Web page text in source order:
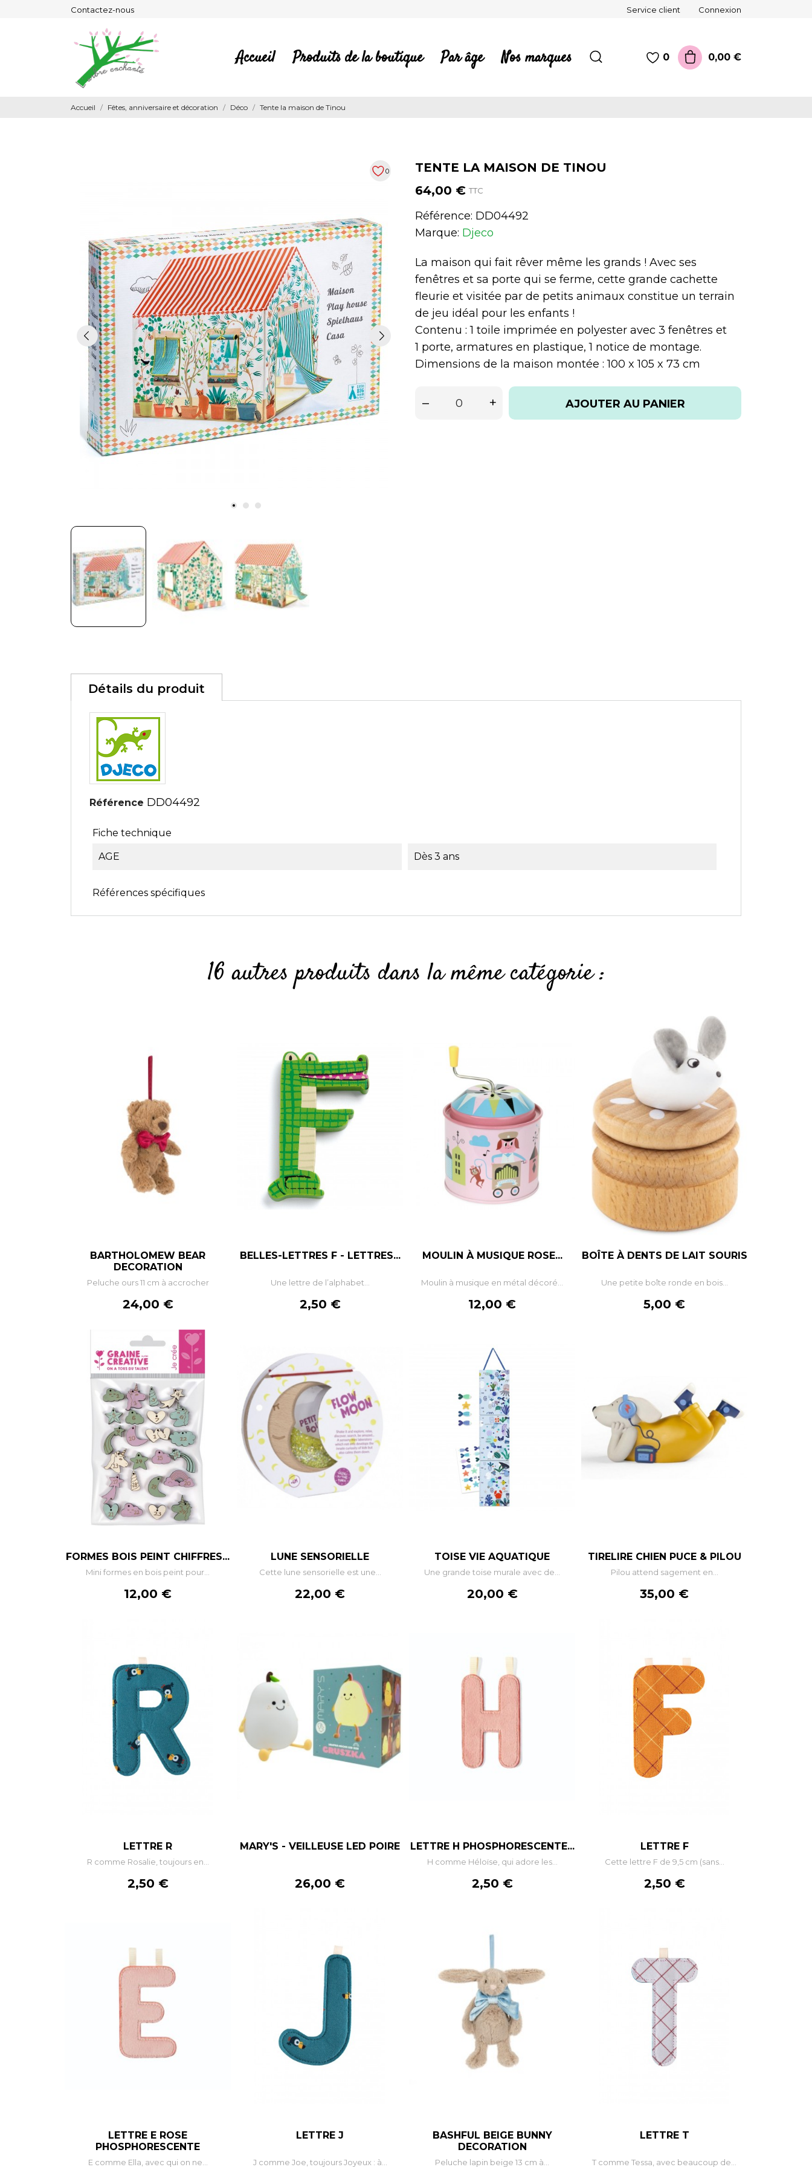
Contactez-nous Service client Connexion
Accueil Produits de la boutique Par âge Nos marques 0 0,00 €
Accueil Fêtes, anniversaire et décoration Déco Tente la maison de Tinou
0
TENTE LA MAISON DE TINOU
64,00 € TTC
Référence: DD04492
Marque: Djeco
La maison qui fait rêver même les grands ! Avec ses
fenêtres et sa porte qui se ferme, cette grande cachette
fleurie et visitée par de petits animaux constitue un terrain
de jeu idéal pour les enfants !
Contenu : 1 toile imprimée en polyester avec 3 fenêtres et
1 porte, armatures en plastique, 1 notice de montage.
Dimensions de la maison montée : 100 x 105 x 73 cm
– + AJOUTER AU PANIER
Détails du produit
Référence DD04492
Fiche technique
AGE Dès 3 ans
Références spécifiques
16 autres produits dans la même catégorie :
BARTHOLOMEW BEAR
DECORATION
Peluche ours 11 cm à accrocher
Prix
24,00 €
– + BELLES-LETTRES F - LETTRES...
Une lettre de l’alphabet...
Prix
2,50 €
– + MOULIN À MUSIQUE ROSE...
Moulin à musique en métal décoré...
Prix
12,00 €
– + BOÎTE À DENTS DE LAIT SOURIS
Une petite boîte ronde en bois...
Prix
5,00 €
– +
FORMES BOIS PEINT CHIFFRES...
Mini formes en bois peint pour...
Prix
12,00 €
– + LUNE SENSORIELLE
Cette lune sensorielle est une...
Prix
22,00 €
– + TOISE VIE AQUATIQUE
Une grande toise murale avec de...
Prix
20,00 €
– + TIRELIRE CHIEN PUCE & PILOU
Pilou attend sagement en...
Prix
35,00 €
– +
LETTRE R
R comme Rosalie, toujours en...
Prix
2,50 €
MARY'S - VEILLEUSE LED POIRE
Prix
26,00 €
– + LETTRE H PHOSPHORESCENTE...
H comme Héloïse, qui adore les...
Prix
2,50 €
– + LETTRE F
Cette lettre F de 9,5 cm (sans...
Prix
2,50 €
LETTRE E ROSE
PHOSPHORESCENTE
E comme Ella, avec qui on ne...
– + LETTRE J
J comme Joe, toujours Joyeux : à...
BASHFUL BEIGE BUNNY
DECORATION
Peluche lapin beige 13 cm à...
– + LETTRE T
T comme Tessa, avec beaucoup de...